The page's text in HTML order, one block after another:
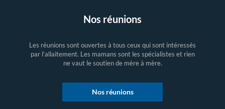
Nos réunions
Les réunions sont ouvertes à tous ceux qui sont intéressés
par l’allaitement. Les mamans sont les spécialistes et rien
ne vaut le soutien de mère à mère.
Nos réunions